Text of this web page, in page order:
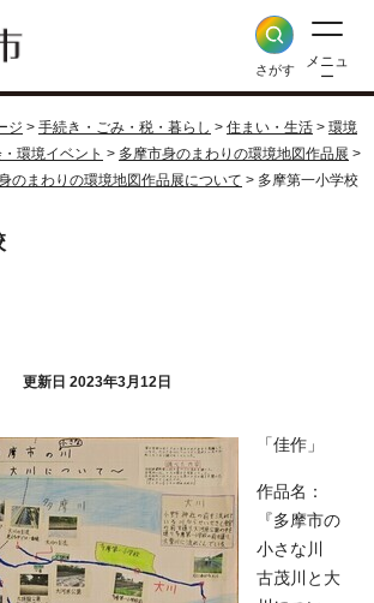
さがす
メニュ
ー
ジ > 手続き・ごみ・税・暮らし > 住まい・生活 > 環境
環境イベント > 多摩市身のまわりの環境地図作品展 >
のまわりの環境地図作品展について > 多摩第一小学校
更新日 2023年3月12日
「佳作」
作品名：
『多摩市の
小さな川
古茂川と大